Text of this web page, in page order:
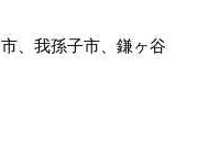
、我孫子市、鎌ヶ谷